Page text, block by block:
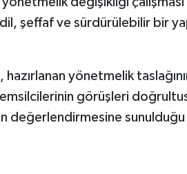
şeffaf ve sürdürülebilir bir
hazırlanan yönetmelik
görüşleri
değerlendirmesine